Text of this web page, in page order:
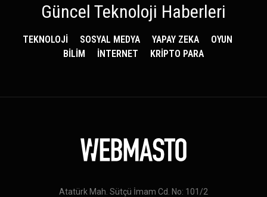
Güncel Teknoloji Haberleri
TEKNOLOJİ SOSYAL MEDYA YAPAY ZEKA
OYUN
BİLİM
İNTERNET KRİPTO PARA
Atatürk Mah. Sütçü İmam Cd. No: 101/2